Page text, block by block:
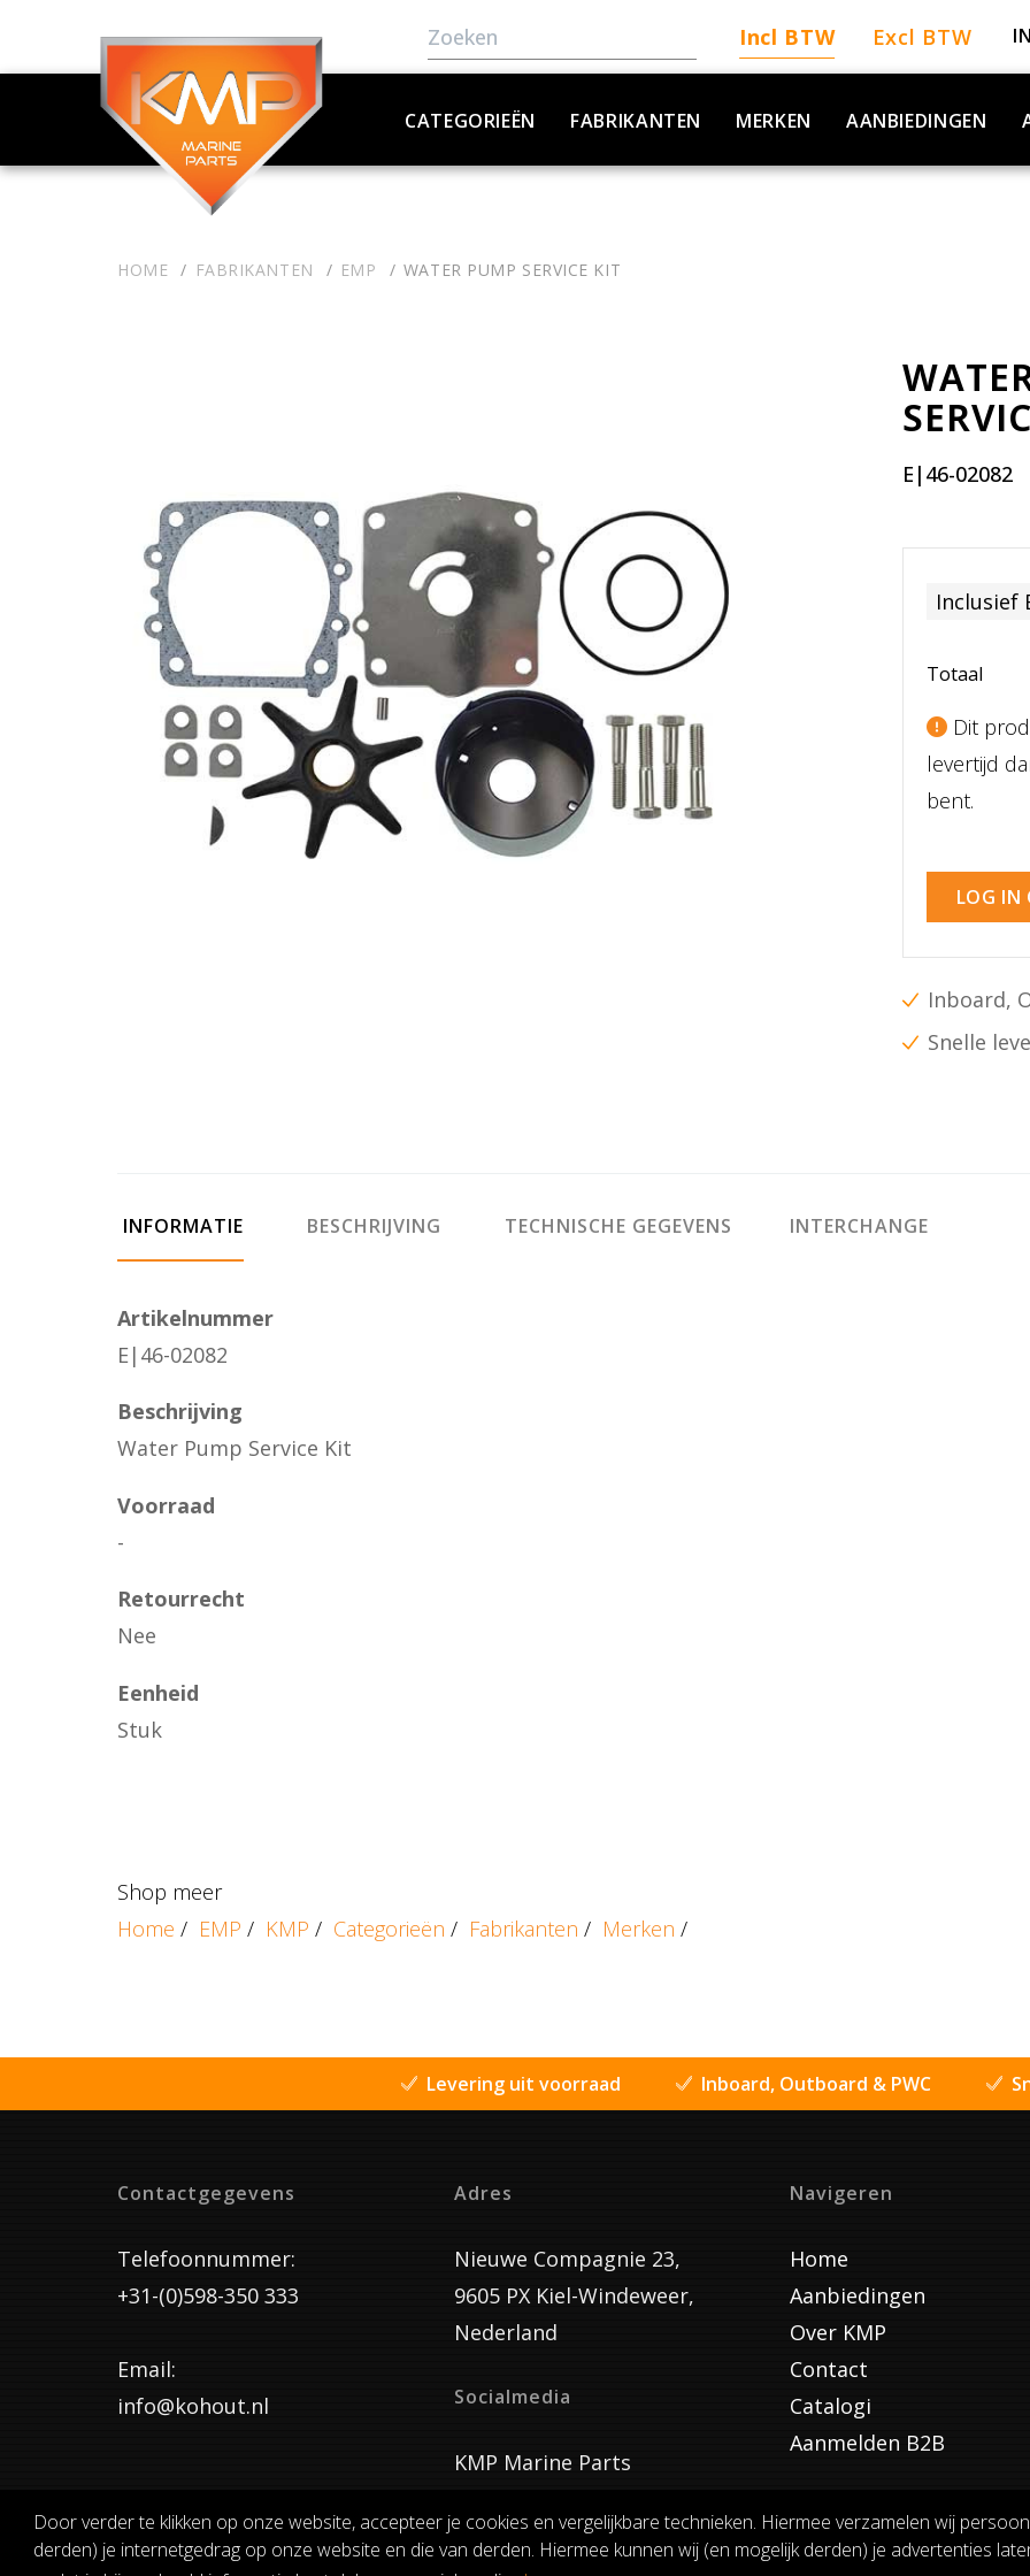
Door verder te klikken op onze website, accepteer je cookies en vergelijkbare technieken. Hiermee verzamelen wij
derden) je internetgedrag op onze website en die van derden. Hiermee kunnen wij (en mogelijk derden) je advertenties
Incl BTW Excl BTW
CATEGORIEËN FABRIKANTEN MERKEN AANBIEDINGEN
HOME FABRIKANTEN EMP WATER PUMP SERVICE KIT
E|46-02082
Inclusief
Totaal
Dit
levertijd
bent.
LOG IN
Inboard,
Snelle
INFORMATIE BESCHRIJVING TECHNISCHE GEGEVENS INTERCHANGE
Artikelnummer
E|46-02082
Beschrijving
Water Pump Service Kit
Voorraad
-
Retourrecht
Nee
Eenheid
Stuk
Shop meer
Home / EMP / KMP / Categorieën / Fabrikanten / Merken /
Levering uit voorraad Inboard, Outboard & PWC
Contactgegevens
Telefoonnummer:
+31-(0)598-350 333
Email:
info@kohout.nl
Adres
Nieuwe Compagnie 23,
9605 PX Kiel-Windeweer,
Nederland
Socialmedia
KMP Marine Parts
Navigeren
Home
Aanbiedingen
Over KMP
Contact
Catalogi
Aanmelden B2B